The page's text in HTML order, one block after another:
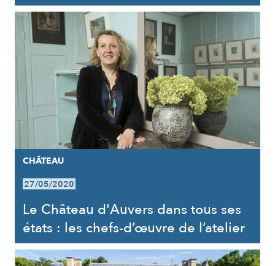
CHÂTEAU
27/05/2020
Le Château d'Auvers dans tous ses
états : les chefs-d’œuvre de l’atelier